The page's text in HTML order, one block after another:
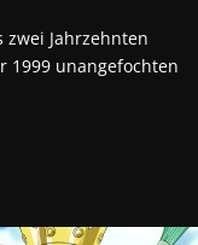
zwei Jahrzehnten
1999 unangefochten